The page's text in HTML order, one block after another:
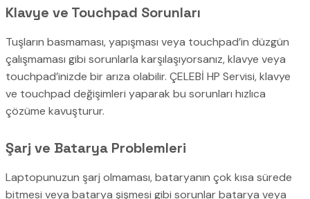
Klavye ve Touchpad Sorunları
Tuşların basmaması, yapışması veya touchpad’in düzgün
çalışmaması gibi sorunlarla karşılaşıyorsanız, klavye veya
touchpad’inizde bir arıza olabilir. ÇELEBİ HP Servisi, klavye
ve touchpad değişimleri yaparak bu sorunları hızlıca
çözüme kavuşturur.
Şarj ve Batarya Problemleri
Laptopunuzun şarj olmaması, bataryanın çok kısa sürede
bitmesi veya batarya şişmesi gibi sorunlar batarya veya